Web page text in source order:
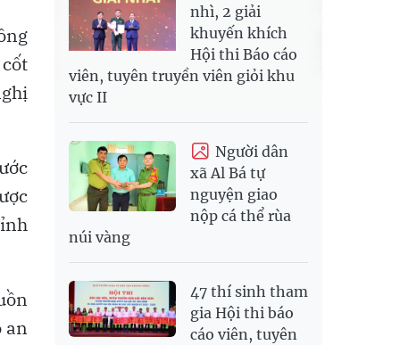
an
nhì, 2 giải
khuyến khích
Hội thi Báo cáo
viên, tuyên truyền viên giỏi khu
vực II
Người dân
xã Al Bá tự
nguyện giao
nộp cá thể rùa
núi vàng
47 thí sinh tham
gia Hội thi báo
cáo viên, tuyên